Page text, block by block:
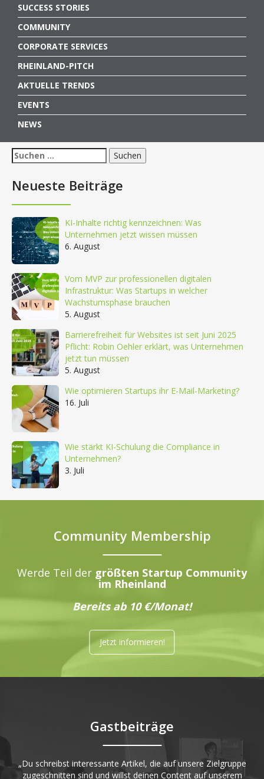
SUCCESS STORIES
COMMUNITY
CORPORATE SERVICES
RHEINLAND-PITCH
AKTUELLE TRENDS
EVENTS
NEWS
Suchen
nach:
Neueste Beiträge
KI-Inhalte richtig kennzeichnen: Was
Unternehmen jetzt wissen müssen
6. August
Vom MVP zur professionellen digitalen
Infrastruktur: Was Startups in welcher
Wachstumsphase brauchen
5. August
Barrierefreiheit für Websites ist seit Juni 2025
Pflicht: Robin Oehler erklärt, was Unternehmen
jetzt tun müssen
5. August
Wie optimieren Startups ihr E-Mail-Marketing?
16. Juli
Wie stärkt KI-Schulung die Compliance in
Unternehmen?
3. Juli
Community Membership
Werde Teil der größten Startup Community
im Rheinland
Bereits ab 10 €/Monat!
Jetzt informieren!
Gastbeiträge
„Du schreibst interessante Artikel, die auf unsere Zielgruppe
zugeschnitten sind und willst deinen Content auf unserem